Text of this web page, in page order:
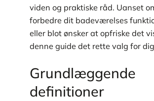
viden og praktiske råd. Uanset
forbedre dit badeværelses
eller blot ønsker at opfriske det
denne guide det rette valg for
Grundlæggende
definitioner